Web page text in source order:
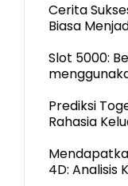
Cerita
Biasa
Slot 5000:
Prediksi
Rahasia
4D: Analisis